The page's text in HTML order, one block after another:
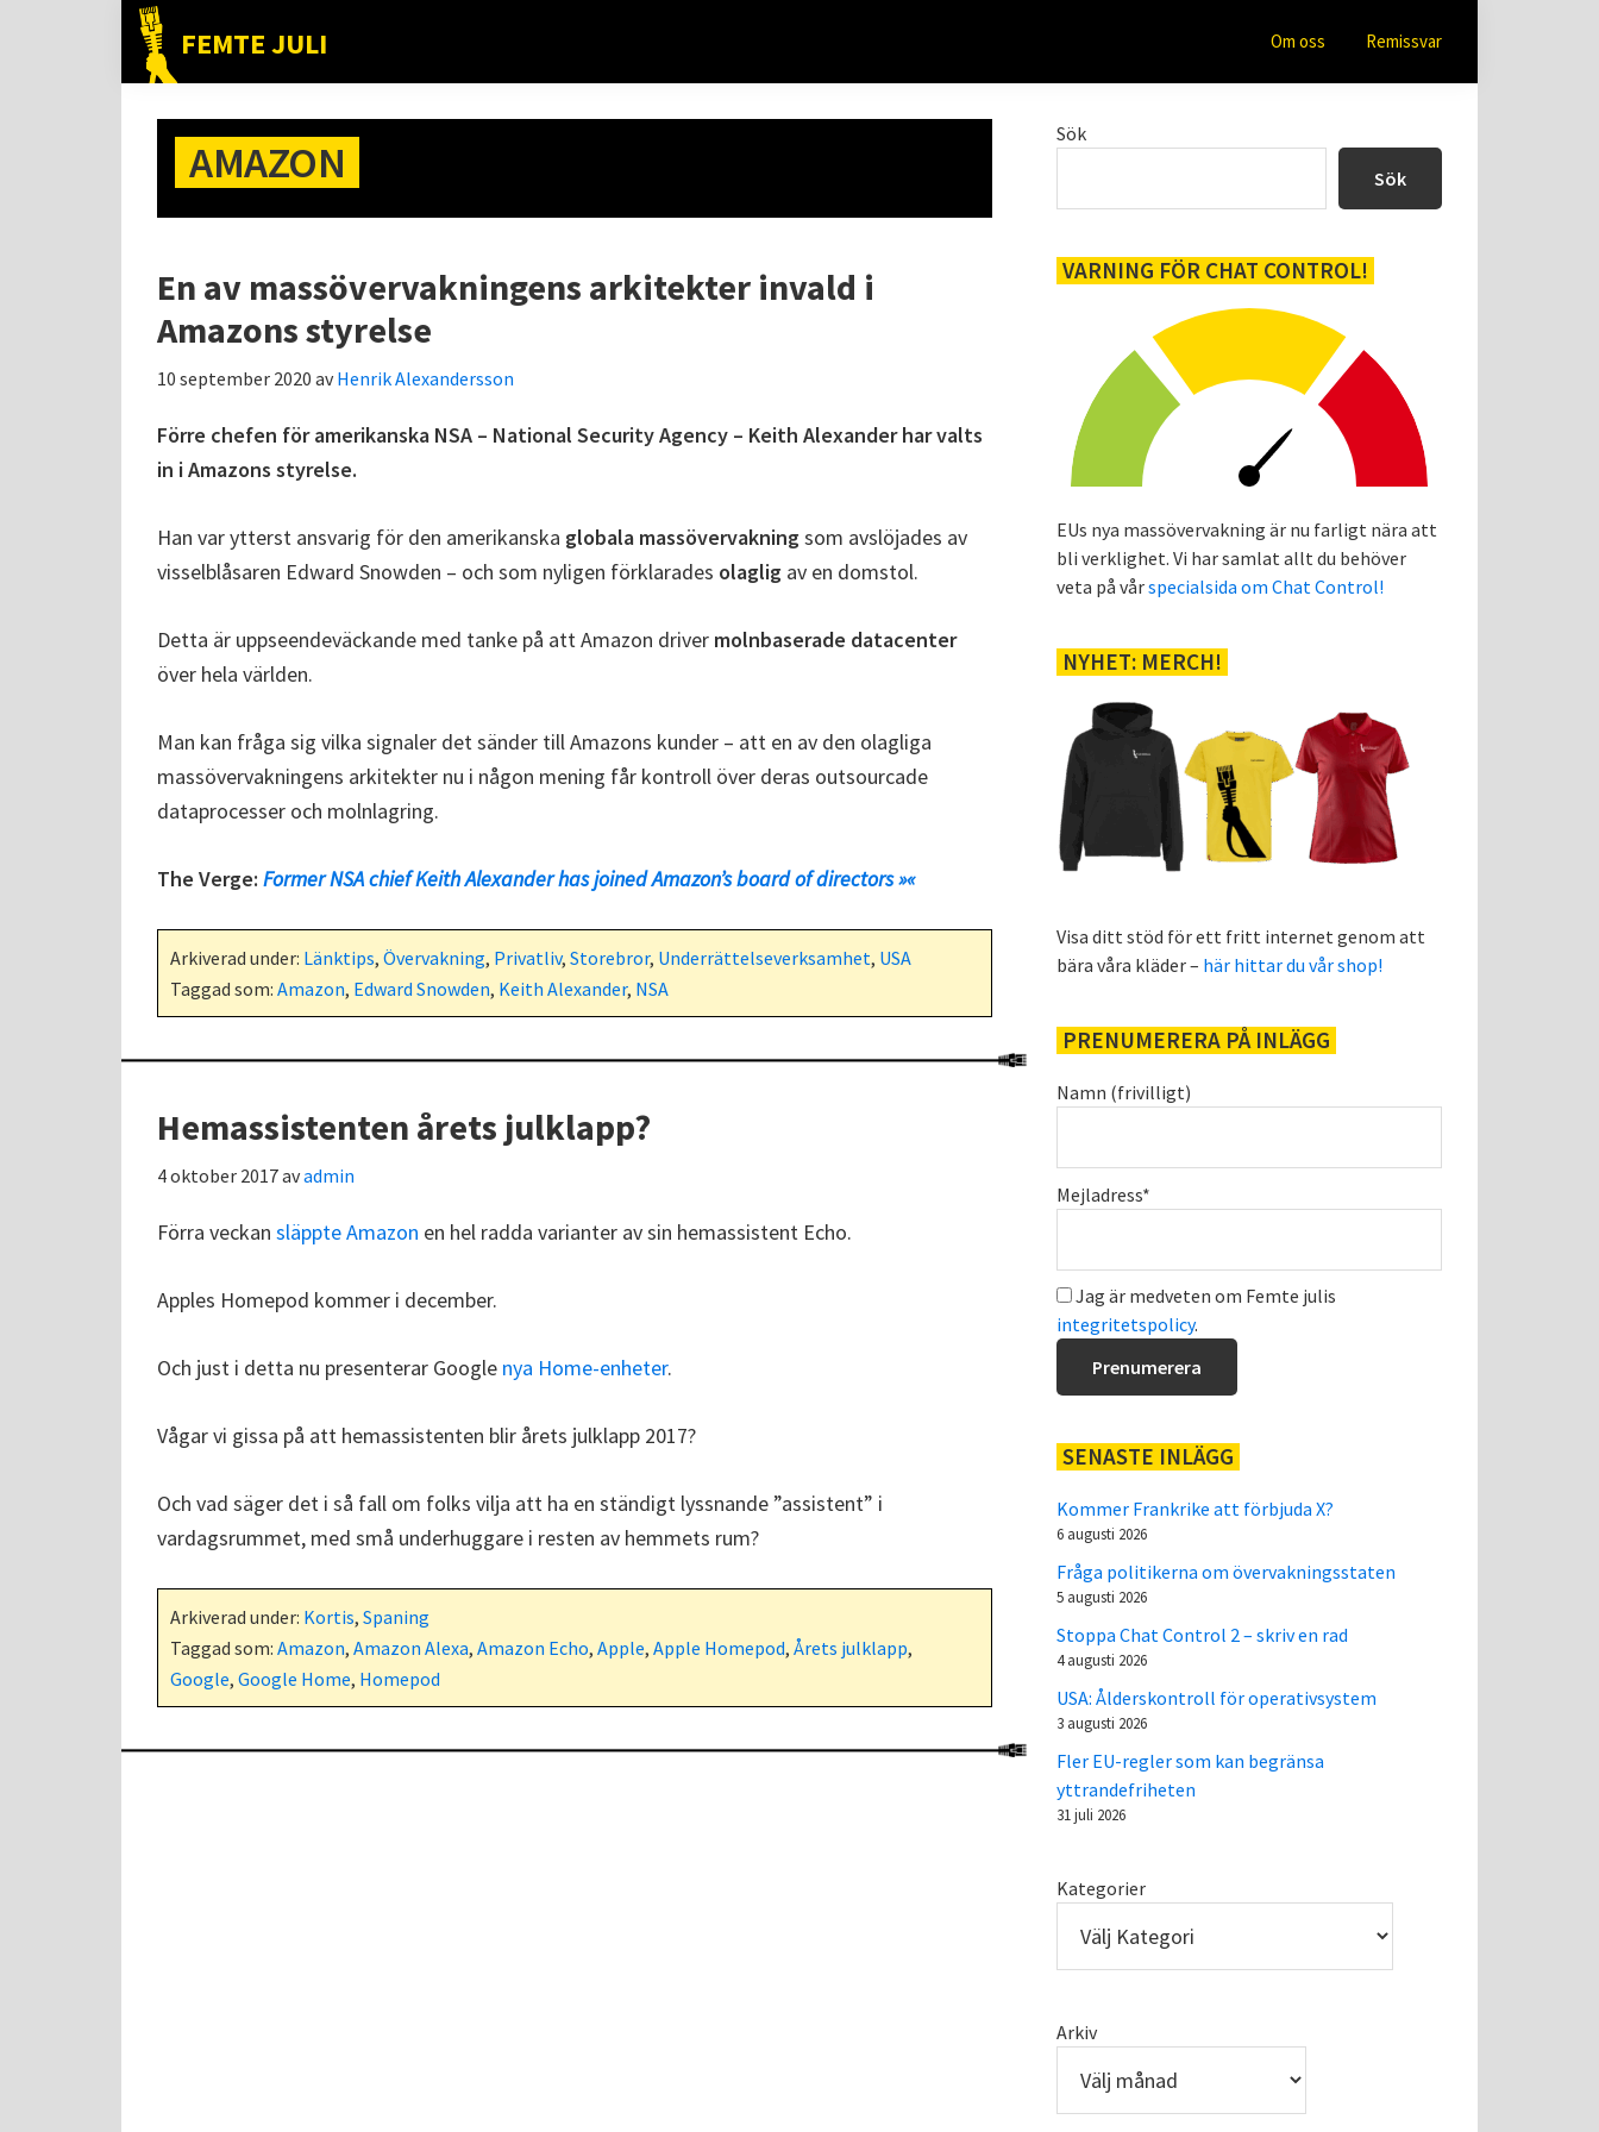
huvudnavigering
FEMTE JULI
Nätet
folket!
Om oss Remissvar
AMAZON
En av massövervakningens arkitekter invald i
Amazons styrelse
10 september 2020 avHenrik Alexandersson
Förre chefen för amerikanska NSA – National Security Agency – Keith Alexander har valts
in i Amazons styrelse.
Han var ytterst ansvarig för den amerikanska globala massövervakningsom avslöjades av
visselblåsaren Edward Snowden – och som nyligen förklarades olaglig av en domstol.
Detta är uppseendeväckande med tanke på att Amazon driver molnbaserade datacenter
över hela världen.
Man kan fråga sig vilka signaler det sänder till Amazons kunder – att en av den olagliga
massövervakningens arkitekter nu i någon mening får kontroll över deras outsourcade
dataprocesser och molnlagring.
The Verge: Former NSA chief Keith Alexander has joined Amazon’s board of directors »«
Arkiverad under: Länktips, Övervakning, Privatliv, Storebror, Underrättelseverksamhet, USA
Taggad som: Amazon, Edward Snowden, Keith Alexander, NSA
Hemassistenten årets julklapp?
4 oktober 2017avadmin
Förra veckan släppte Amazon en hel radda varianter av sin hemassistent Echo.
Apples Homepod kommer i december.
Och just i detta nu presenterar Google nya Home-enheter.
Vågar vi gissa på att hemassistenten blir årets julklapp 2017?
Och vad säger det i så fall om folks vilja att ha en ständigt lyssnande ”assistent” i
vardagsrummet, med små underhuggare i resten av hemmets rum?
Arkiverad under: Kortis, Spaning
Taggad som: Amazon, Amazon Alexa, Amazon Echo, Apple, Apple Homepod, Årets julklapp,
Google, Google Home, Homepod
Primärt
Sök
Sök
VARNING FÖR CHAT CONTROL!
EUs nya massövervakning är nu farligt nära att
bli verklighet. Vi har samlat allt du behöver
veta på vårspecialsida om Chat Control!
NYHET: MERCH!
Visa ditt stöd för ett fritt internet genom att
bära våra kläder – här hittar du vår shop!
PRENUMERERA PÅ INLÄGG
Namn (frivilligt)
Mejladress*
Jag är medveten om Femte julis
integritetspolicy.
SENASTE INLÄGG
Kommer Frankrike att förbjuda X?
6 augusti 2026
Fråga politikerna om övervakningsstaten
5 augusti 2026
Stoppa Chat Control 2 – skriv en rad
4 augusti 2026
USA: Ålderskontroll för operativsystem
3 augusti 2026
Fler EU-regler som kan begränsa
yttrandefriheten
31 juli 2026
Kategorier
Arkiv